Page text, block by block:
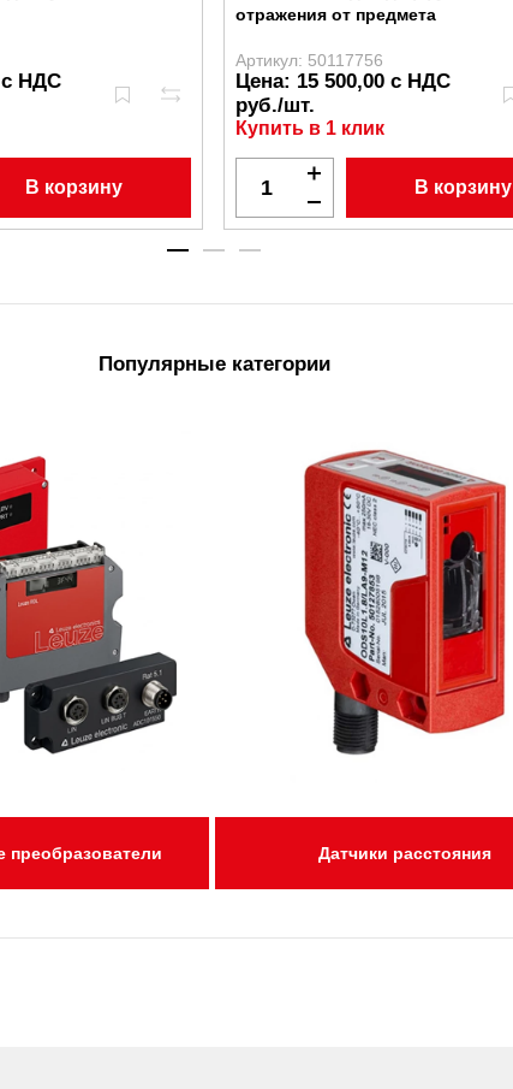
с НДС
В корзину
отражения от предмета
Артикул: 50117756
Цена: 15 500,00 с НДС
руб./шт.
Купить в 1 клик
В корзину
Популярные категории
преобразователи Датчики расстояния